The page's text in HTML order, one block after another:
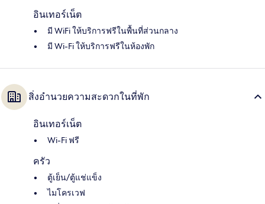
อินเทอร์เน็ต
มี WiFi ให้บริการฟรีในพื้นที่ส่วนกลาง
มี Wi-Fi ให้บริการฟรีในห้องพัก
สิ่งอำนวยความสะดวกในที่พัก
อินเทอร์เน็ต
Wi-Fi ฟรี
ครัว
ตู้เย็น/ตู้แช่แข็ง
ไมโครเวฟ